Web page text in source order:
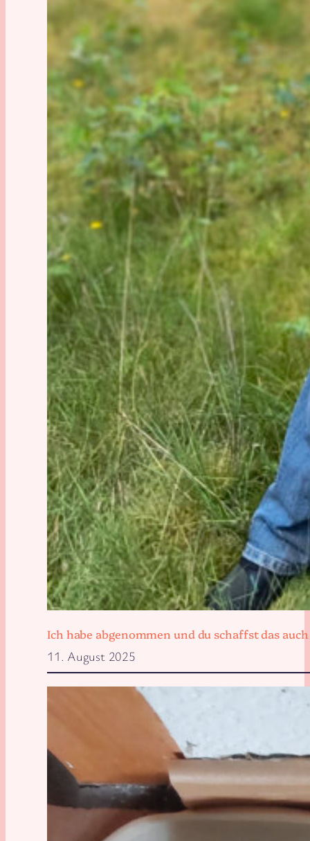
Ich habe abgenommen und du schaffst das auch
11. August 2025